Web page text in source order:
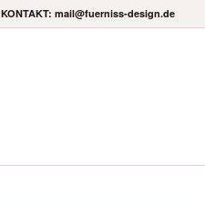
KONTAKT: mail@fuerniss-design.de